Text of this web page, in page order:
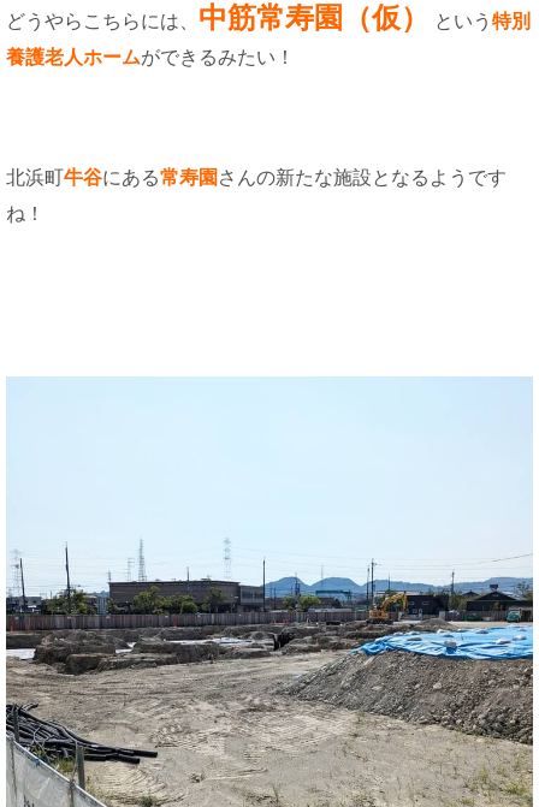
どうやらこちらには、 中筋常寿園（仮） という 特別
養護老人ホームができるみたい！
北浜町牛谷にある常寿園 さんの新たな施設となるようです
ね！